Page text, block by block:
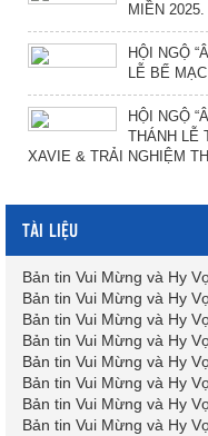
MIỀN
HỘI NGỘ
LỄ BẾ
HỘI NGỘ
THÁNH LỄ
XAVIE & TRẢI NGHIỆM
TÀI LIỆU
Bản tin Vui Mừng và Hy
Bản tin Vui Mừng và Hy
Bản tin Vui Mừng và Hy
Bản tin Vui Mừng và Hy
Bản tin Vui Mừng và Hy
Bản tin Vui Mừng và Hy
Bản tin Vui Mừng và Hy
Bản tin Vui Mừng và Hy